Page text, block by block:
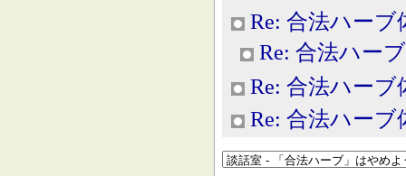
Re: 合法ハーブ
Re: 合法ハー
Re: 合法ハーブ
Re: 合法ハーブ